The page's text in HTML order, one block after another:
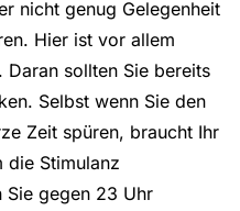
nicht genug Gelegenheit
Hier ist vor allem
sollten Sie bereits
Selbst wenn Sie den
Zeit spüren, braucht Ihr
die Stimulanz
Sie gegen 23 Uhr